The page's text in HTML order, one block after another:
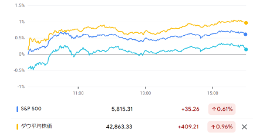
予想外に低下した10月の消費者マイン
10月の注目イベントについて
まとめ